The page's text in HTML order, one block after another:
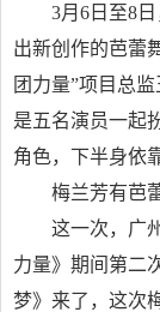
3月6日至8
出新创作的芭蕾
团力量”项目总
是五名演员一起
角色，下半身依
梅兰芳有芭
这一次，广
力量》期间第二
梦》来了，这次